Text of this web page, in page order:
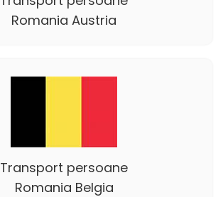
Romania Austria
Transport persoane
Romania Belgia